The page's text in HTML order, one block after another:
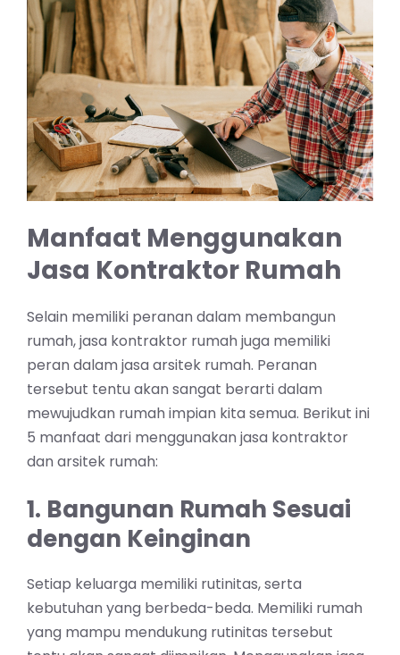
Manfaat Menggunakan
Jasa Kontraktor Rumah
Selain memiliki peranan dalam membangun
rumah, jasa kontraktor rumah juga memiliki
peran dalam jasa arsitek rumah. Peranan
tersebut tentu akan sangat berarti dalam
mewujudkan rumah impian kita semua. Berikut ini
5 manfaat dari menggunakan jasa kontraktor
dan arsitek rumah:
1. Bangunan Rumah Sesuai
dengan Keinginan
Setiap keluarga memiliki rutinitas, serta
kebutuhan yang berbeda-beda. Memiliki rumah
yang mampu mendukung rutinitas tersebut